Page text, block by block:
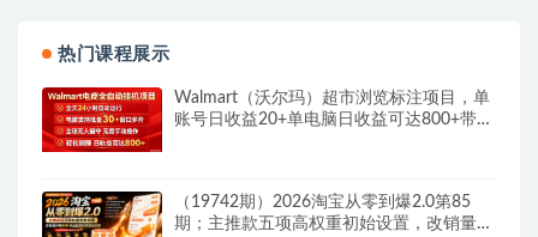
热门课程展示
Walmart（沃尔玛）超市浏览标注项目，单
账号日收益20+单电脑日收益可达800+带分
（19742期）2026淘宝从零到爆2.0第85
期；主推款五项高权重初始设置，改销量评